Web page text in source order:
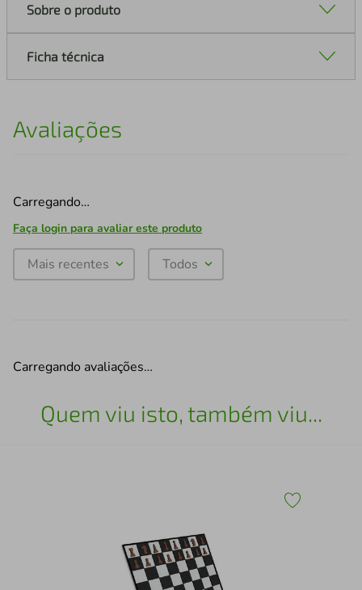
Sobre o produto
Ficha técnica
Avaliações
Carregando…
Faça login para avaliar este produto
Mais recentes Todos
Carregando avaliações…
Quem viu isto, também viu...